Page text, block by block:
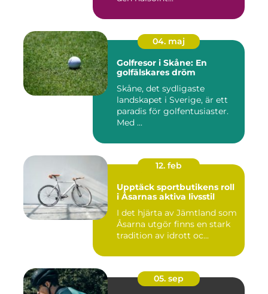
04. maj
Golfresor i Skåne: En
golfälskares dröm
Skåne, det sydligaste
landskapet i Sverige, är ett
paradis för golfentusiaster.
Med ...
12. feb
Upptäck sportbutikens roll
i Åsarnas aktiva livsstil
I det hjärta av Jämtland som
Åsarna utgör finns en stark
tradition av idrott oc...
05. sep